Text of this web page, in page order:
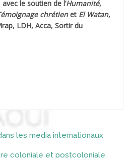
avec le soutien de l’Humanité,
chrétienet El Watan,
LDH, Acca, Sortir du
les media internationaux
coloniale et postcoloniale,